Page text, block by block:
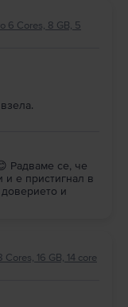
6 Cores, 8 GB, 5
Радваме се, че
и е пристигнал в
и
16 GB, 14 core